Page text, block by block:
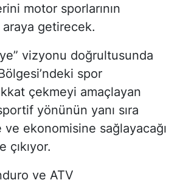
motor sporlarının
araya getirecek.
vizyonu doğrultusunda
spor
çekmeyi amaçlayan
yönünün yanı sıra
ekonomisine sağlayacağı
çıkıyor.
ve ATV